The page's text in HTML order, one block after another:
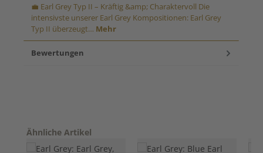
💼 Earl Grey Typ II – Kräftig &amp; Charaktervoll Die
intensivste unserer Earl Grey Kompositionen: Earl Grey
Typ II überzeugt… Mehr
Bewertungen
Produktgalerie überspringen
Ähnliche Artikel